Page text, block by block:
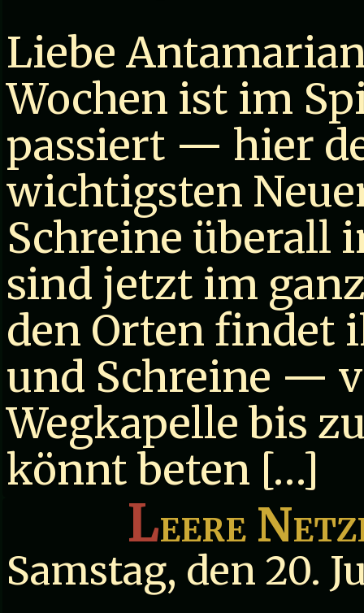
Liebe
Wochen ist im
passiert — hier
wichtigsten
Schreine überall
sind jetzt im
den Orten findet
und Schreine —
Wegkapelle bis
könnt beten […]
Leere
Samstag, den 20.